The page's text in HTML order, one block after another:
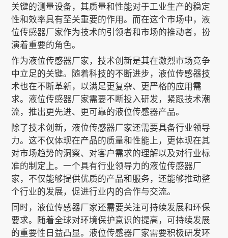
新闻/案例
声科之“芯”
关于我们
EN
关键的测量设备，其质量和性能对于工业生产的稳定
性和效率具有至关重要的作用。而在这个市场中，液
位传感器厂家作为技术的引领者和市场的推动者，扮
演着重要的角色。
作为液位传感器厂家，技术创新是其在激烈市场竞争
中立足的关键。随着科技的不断进步，液位传感器技
术也在不断革新，以满足更复杂、更严格的应用需
求。液位传感器厂家需要不断投入研发，紧跟技术潮
流，推出更先进、更可靠的液位传感器产品。
除了技术创新，液位传感器厂家还需要具备行业领导
力。这不仅体现在产品的质量和性能上，更体现在其
对市场趋势的洞察、对客户需求的理解以及对行业标
准的制定上。一个具有行业领导力的液位传感器厂
家，不仅能够提供优质的产品和服务，还能够推动整
个行业的发展，促进行业内的合作与交流。
同时，液位传感器厂家还需要关注可持续发展和环保
要求。随着全球对环境保护意识的提高，可持续发展
的重要性日益凸显。液位传感器厂家需要积极研发环